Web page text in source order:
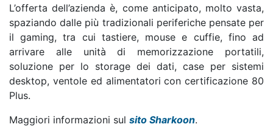
L’offerta dell’azienda è, come anticipato, molto vasta,
spaziando dalle più tradizionali periferiche pensate per
il gaming, tra cui tastiere, mouse e cuffie, fino ad
arrivare alle unità di memorizzazione portatili,
soluzione per lo storage dei dati, case per sistemi
desktop, ventole ed alimentatori con certificazione 80
Plus.
Maggiori informazioni sul sito Sharkoon.